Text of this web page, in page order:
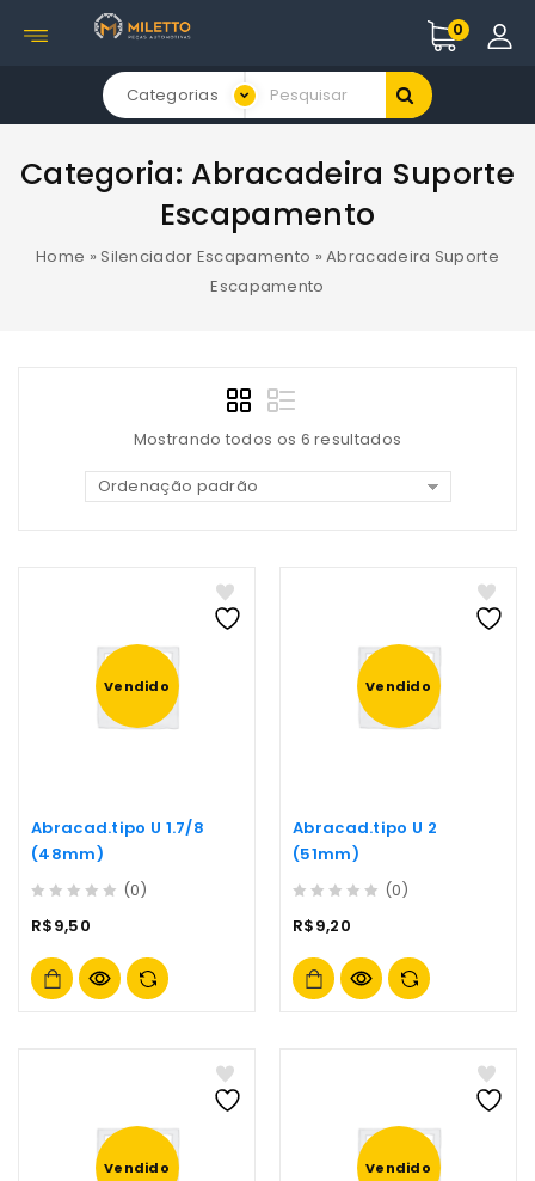
0
Categorias
Categoria: Abracadeira Suporte
Escapamento
Home » Silenciador Escapamento »Abracadeira Suporte
Escapamento
Mostrando todos os 6 resultados
Ordenação padrão
Vendido
Abracad.tipo U 1.7/8
(48mm)
out
5
(0)
R$9,50
Vendido
Abracad.tipo U 2
(51mm)
out
5
(0)
R$9,20
Vendido Vendido